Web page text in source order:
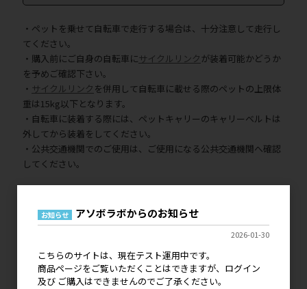
・ペットを乗せて自転車で走行する場合は、十分注意して走行し
てください。
・購入前にご自身の自転車にサイクルリンク が装着可能かどうか
を予めご確認下さい。
・ サイクルリンク を併用して自転車に載せる際のペットの上限体
重は15kg以下となります。
・自転車に装着する際には、ペットキャリーのキャリーベルトは
外してから装着をしてください。
・公共交通機関でのご使用は、ご使用になる公共交通機関へ確認
してください。
ご確認ください
［お取り扱いについて］
こちらの商品をオンラインショップで販売する際は、申請が必要
です。
お知らせ アソボラボからのお知らせ
2026-01-30
こちらのサイトは、現在テスト運用中です。
商品ページをご覧いただくことはできますが、ログイン
及び ご購入はできませんのでご了承ください。